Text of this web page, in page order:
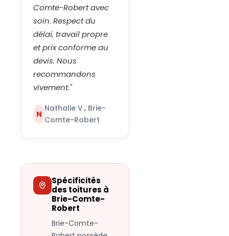
Comte-Robert avec
soin. Respect du
délai, travail propre
et prix conforme au
devis. Nous
recommandons
vivement."
N
Nathalie V., Brie-
Comte-Robert
Spécificités
des toitures à
Brie-Comte-
Robert
Brie-Comte-